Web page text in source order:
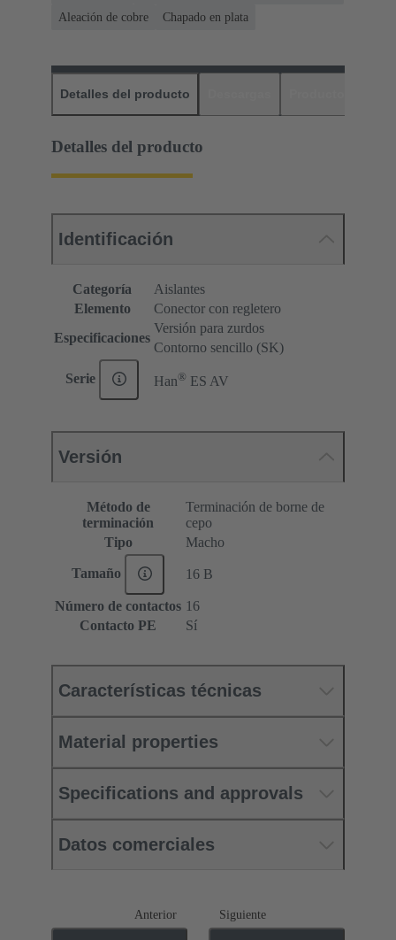
Aleación de cobre
Chapado en plata
Detalles del producto
Detalles del producto
Identificación
Categoría
Aislantes
Elemento
Conector con regletero
Especificaciones
Versión para zurdos
Contorno sencillo (SK)
Serie Han® ES AV
Versión
Método de
terminación
Terminación de borne de
cepo
Tipo
Macho
Tamaño 16 B
Número de contactos 16
Contacto PE
Sí
Características técnicas
Material properties
Specifications and approvals
Datos comerciales
Anterior Siguiente